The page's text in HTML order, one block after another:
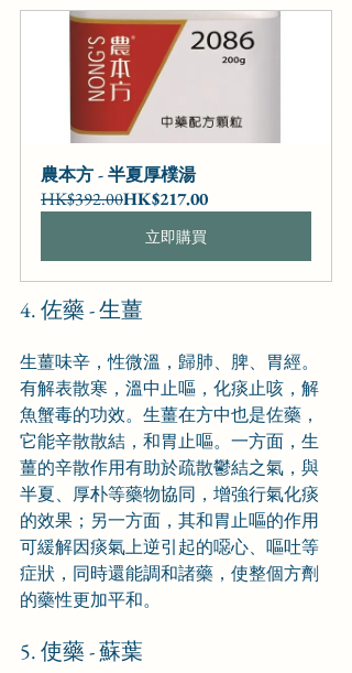
農本方 - 半夏厚樸湯
HK$392.00HK$217.00
立即購買
4. 佐藥 - 生薑
生薑味辛，性微溫，歸肺、脾、胃經。
有解表散寒，溫中止嘔，化痰止咳，解
魚蟹毒的功效。生薑在方中也是佐藥，
它能辛散散結，和胃止嘔。一方面，生
薑的辛散作用有助於疏散鬱結之氣，與
半夏、厚朴等藥物協同，增強行氣化痰
的效果；另一方面，其和胃止嘔的作用
可緩解因痰氣上逆引起的噁心、嘔吐等
症狀，同時還能調和諸藥，使整個方劑
的藥性更加平和。
5. 使藥 - 蘇葉